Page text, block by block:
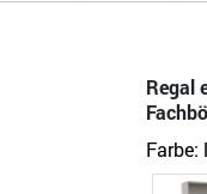
Regal
Farbe: